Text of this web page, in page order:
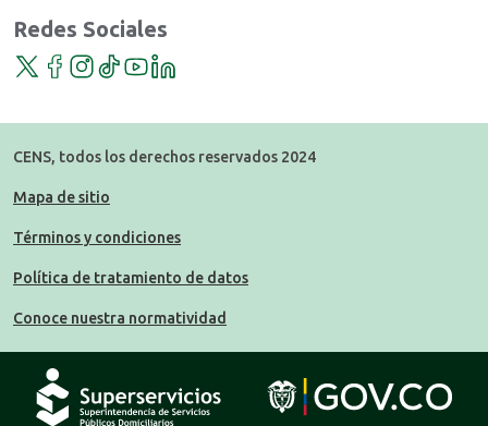
Redes Sociales
TwitterFacebook
Instagram
TikTokYouTube
LinkedIn
CENS, todos los derechos reservados 2024
Mapa de sitio
Términos y condiciones
Política de tratamiento de datos
Conoce nuestra normatividad